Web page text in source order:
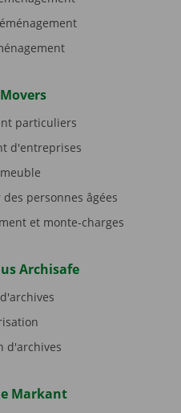
particuliers
d'entreprises
personnes âgées
et monte-charges
Archisafe
d'archives
Markant